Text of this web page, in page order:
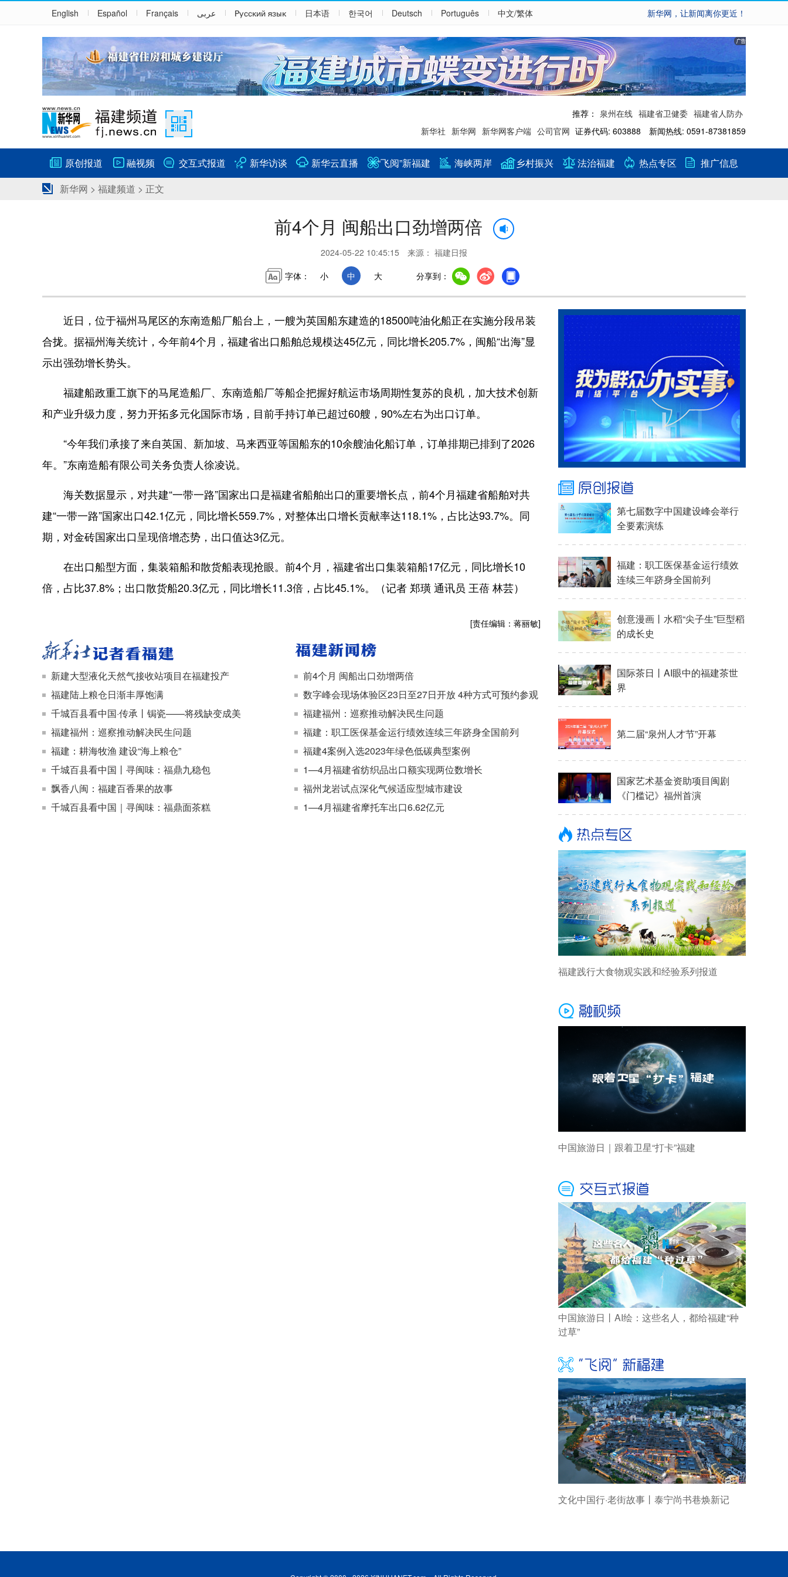
English Español Français عربى Русский язык 日本语 한국어 Deutsch Português 中文/繁体 新华网，让新闻离你更近！
推荐： 泉州在线 福建省卫健委 福建省人防办
新华社 新华网 新华网客户端 公司官网 证券代码: 603888 新闻热线: 0591-87381859
原创报道 融视频 交互式报道 新华访谈 新华云直播 “飞阅”新福建 海峡两岸 乡村振兴 法治福建 热点专区
推广信息
新华网 > 福建频道 > 正文
前4个月 闽船出口劲增两倍
2024-05-22 10:45:15 来源： 福建日报
字体：
小 中 大 分享到：
近日，位于福州马尾区的东南造船厂船台上，一艘为英国船东建造的18500吨油化船正在实施分段吊装
合拢。据福州海关统计，今年前4个月，福建省出口船舶总规模达45亿元，同比增长205.7%，闽船“出海”显
示出强劲增长势头。
福建船政重工旗下的马尾造船厂、东南造船厂等船企把握好航运市场周期性复苏的良机，加大技术创新
和产业升级力度，努力开拓多元化国际市场，目前手持订单已超过60艘，90%左右为出口订单。
“今年我们承接了来自英国、新加坡、马来西亚等国船东的10余艘油化船订单，订单排期已排到了2026
年。”东南造船有限公司关务负责人徐凌说。
海关数据显示，对共建“一带一路”国家出口是福建省船舶出口的重要增长点，前4个月福建省船舶对共
建“一带一路”国家出口42.1亿元，同比增长559.7%，对整体出口增长贡献率达118.1%，占比达93.7%。同
期，对金砖国家出口呈现倍增态势，出口值达3亿元。
在出口船型方面，集装箱船和散货船表现抢眼。前4个月，福建省出口集装箱船17亿元，同比增长10
倍，占比37.8%；出口散货船20.3亿元，同比增长11.3倍，占比45.1%。（记者 郑璜 通讯员 王蓓 林芸）
[责任编辑：蒋丽敏]
新建大型液化天然气接收站项目在福建投产
福建陆上粮仓日渐丰厚饱满
千城百县看中国·传承丨锔瓷——将残缺变成美
福建福州：巡察推动解决民生问题
福建：耕海牧渔 建设“海上粮仓”
千城百县看中国丨寻闽味：福鼎九稳包
飘香八闽：福建百香果的故事
千城百县看中国｜寻闽味：福鼎面茶糕
前4个月 闽船出口劲增两倍
数字峰会现场体验区23日至27日开放 4种方式可预约参观
福建福州：巡察推动解决民生问题
福建：职工医保基金运行绩效连续三年跻身全国前列
福建4案例入选2023年绿色低碳典型案例
1—4月福建省纺织品出口额实现两位数增长
福州龙岩试点深化气候适应型城市建设
1—4月福建省摩托车出口6.62亿元
第七届数字中国建设峰会举行
全要素演练
福建：职工医保基金运行绩效
连续三年跻身全国前列
创意漫画丨水稻“尖子生”巨型稻
的成长史
国际茶日丨AI眼中的福建茶世
界
第二届“泉州人才节”开幕
国家艺术基金资助项目闽剧
《门槛记》福州首演
福建践行大食物观实践和经验系列报道
中国旅游日｜跟着卫星“打卡”福建
中国旅游日丨AI绘：这些名人，都给福建“种
过草”
文化中国行·老街故事丨泰宁尚书巷焕新记